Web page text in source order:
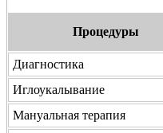
Процедуры
Диагностика
Иглоукалывание
Мануальная терапия